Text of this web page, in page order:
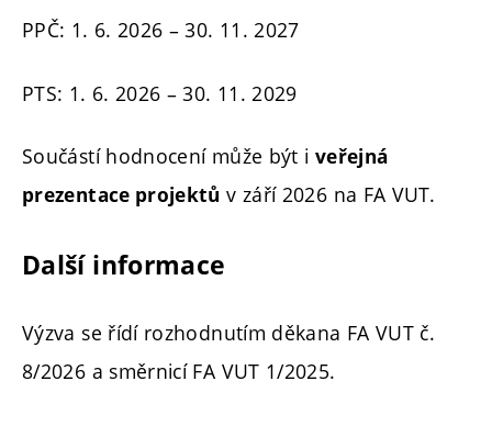
PPČ: 1. 6. 2026 – 30. 11. 2027
PTS: 1. 6. 2026 – 30. 11. 2029
Součástí hodnocení může být i veřejná
prezentace projektů v září 2026 na FA VUT.
Další informace
Výzva se řídí rozhodnutím děkana FA VUT č.
8/2026 a směrnicí FA VUT 1/2025.